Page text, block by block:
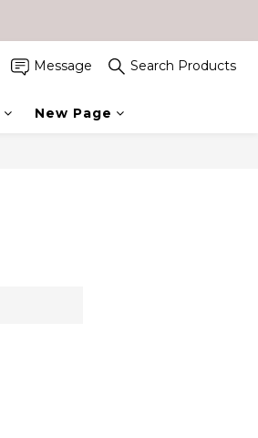
Message Search Products
New Page